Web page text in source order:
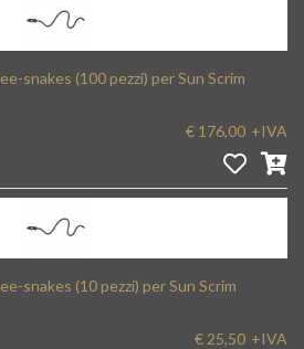
snakes (100 pezzi) per Sun Scrim
€ 176,00 +IVA
snakes (10 pezzi) per Sun Scrim
€ 25,50 +IVA